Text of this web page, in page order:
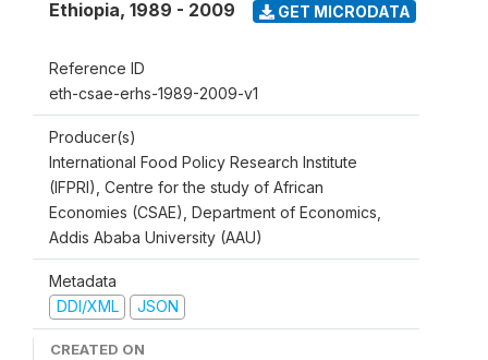
Ethiopia, 1989 - 2009 GET MICRODATA
Reference ID
eth-csae-erhs-1989-2009-v1
Producer(s)
International Food Policy Research Institute
(IFPRI), Centre for the study of African
Economies (CSAE), Department of Economics,
Addis Ababa University (AAU)
Metadata
DDI/XML
JSON
CREATED ON